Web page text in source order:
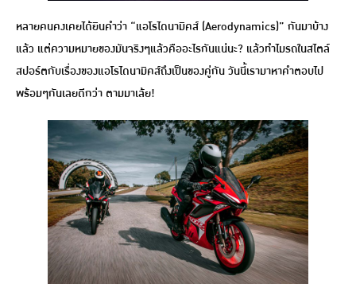
หลายคนคงเคยได้ยินคำว่า “แอโรไดนามิคส์ (Aerodynamics)” กันมาบ้าง
แล้ว แต่ความหมายของมันจริงๆแล้วคืออะไรกันแน่นะ? แล้วทำไมรถในสไตล์
สปอร์ตกับเรื่องของแอโรไดนามิคส์ถึงเป็นของคู่กัน วันนี้เรามาหาคำตอบไป
พร้อมๆกันเลยดีกว่า ตามมาเล้ย!